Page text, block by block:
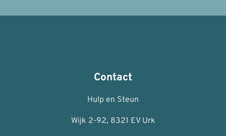
Contact
Hulp en Steun
Wijk 2-92, 8321 EV Urk